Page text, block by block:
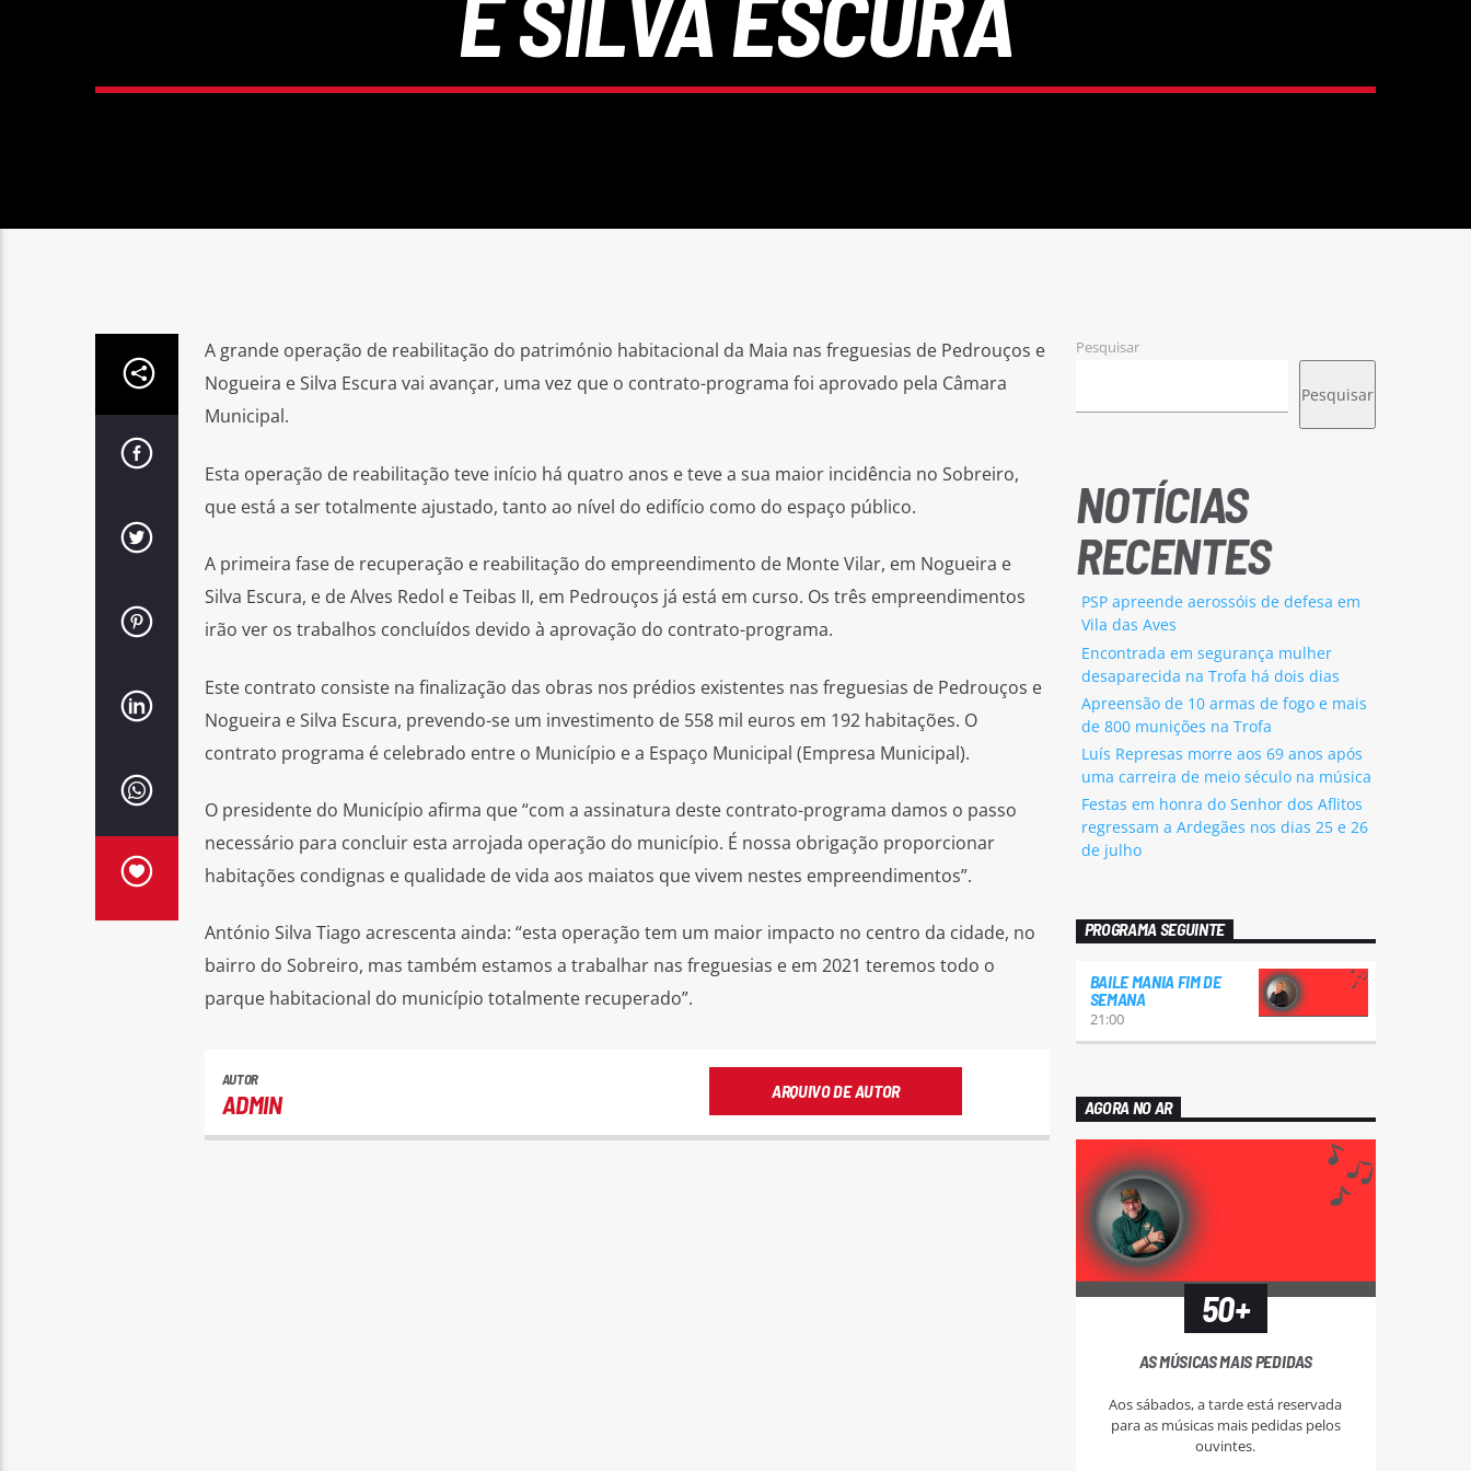
A grande operação de reabilitação do património habitacional da Maia nas freguesias de Pedrouços e
Nogueira e Silva Escura vai avançar, uma vez que o contrato-programa foi aprovado pela Câmara
Municipal.
Esta operação de reabilitação teve início há quatro anos e teve a sua maior incidência no Sobreiro,
que está a ser totalmente ajustado, tanto ao nível do edifício como do espaço público.
A primeira fase de recuperação e reabilitação do empreendimento de Monte Vilar, em Nogueira e
Silva Escura, e de Alves Redol e Teibas II, em Pedrouços já está em curso. Os três empreendimentos
irão ver os trabalhos concluídos devido à aprovação do contrato-programa.
Este contrato consiste na finalização das obras nos prédios existentes nas freguesias de Pedrouços e
Nogueira e Silva Escura, prevendo-se um investimento de 558 mil euros em 192 habitações. O
contrato programa é celebrado entre o Município e a Espaço Municipal (Empresa Municipal).
O presidente do Município afirma que “com a assinatura deste contrato-programa damos o passo
necessário para concluir esta arrojada operação do município. É nossa obrigação proporcionar
habitações condignas e qualidade de vida aos maiatos que vivem nestes empreendimentos”.
António Silva Tiago acrescenta ainda: “esta operação tem um maior impacto no centro da cidade, no
bairro do Sobreiro, mas também estamos a trabalhar nas freguesias e em 2021 teremos todo o
parque habitacional do município totalmente recuperado”.
AUTOR
ADMIN ARQUIVO DE AUTOR
Pesquisar
Pesquisar
NOTÍCIAS
RECENTES
PSP apreende aerossóis de defesa em
Vila das Aves
Encontrada em segurança mulher
desaparecida na Trofa há dois dias
Apreensão de 10 armas de fogo e mais
de 800 munições na Trofa
Luís Represas morre aos 69 anos após
uma carreira de meio século na música
Festas em honra do Senhor dos Aflitos
regressam a Ardegães nos dias 25 e 26
de julho
PROGRAMA SEGUINTE
BAILE MANIA FIM DE
SEMANA
21:00
AGORA NO AR
50+
AS MÚSICAS MAIS PEDIDAS
Aos sábados, a tarde está reservada
para as músicas mais pedidas pelos
ouvintes.